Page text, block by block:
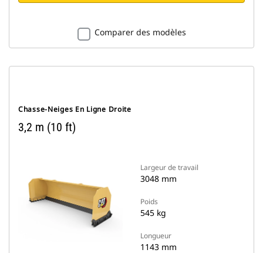
Comparer des modèles
Chasse-Neiges En Ligne Droite
3,2 m (10 ft)
Largeur de travail
3048 mm
Poids
545 kg
Longueur
1143 mm